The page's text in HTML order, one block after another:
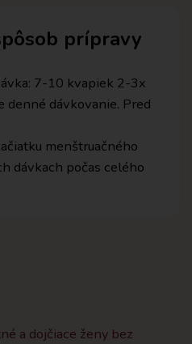
prípravy
7-10 kvapiek 2-3x
denné dávkovanie. Pred
menštruačného
dávkach počas celého
a dojčiace ženy bez